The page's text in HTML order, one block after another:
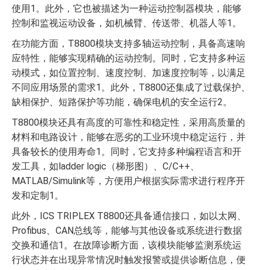
使用1。此外，它也被描述为一种运动控制器模块，能够
控制和监视运动设备，如机械臂、传送带、机器人等1。
在功能方面，T8800模块支持多轴运动控制，具备高速响
应特性，能够实现精确的运动控制。同时，它支持多种运
动模式，如位置控制、速度控制、加速度控制等，以满足
不同应用场景的需求1。此外，T8800还集成了过载保护、
缺相保护、短路保护等功能，确保电机的安全运行2。
T8800模块还具有高度的可靠性和稳定性，采用高质量的
材料和电路设计，能够在恶劣的工业环境中稳定运行，并
具备较长的使用寿命1。同时，它支持多种编程语言和开
发工具，如ladder logic（梯形图）、C/C++、
MATLAB/Simulink等，方便用户根据实际需求进行程序开
发和定制1。
此外，ICS TRIPLEX T8800还具备通信接口，如以太网、
Profibus、CAN总线等，能够与其他设备或系统进行数据
交换和通信1。在故障诊断方面，该模块能够监测系统运
行状态并在出现异常情况时触发报警或提供诊断信息，便